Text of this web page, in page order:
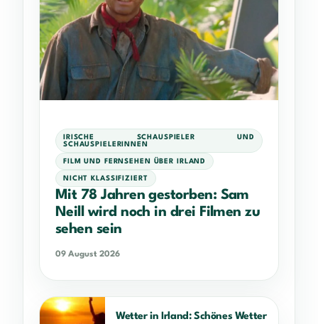
IRISCHE SCHAUSPIELER UND
SCHAUSPIELERINNEN
FILM UND FERNSEHEN ÜBER IRLAND
NICHT KLASSIFIZIERT
Mit 78 Jahren gestorben: Sam
Neill wird noch in drei Filmen zu
sehen sein
09 August 2026
Wetter in Irland: Schönes Wetter